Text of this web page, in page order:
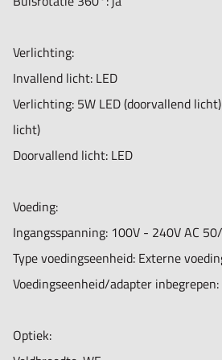
Afmetingen verpakking (B×D×H):520
Brutogewicht:16 kg
Levertijd: 3-4 dagen
Verlichting:
Invallend licht: LED
Verlichting: 5W LED (doorvallend
licht)
Doorvallend licht: LED
Voeding:
Ingangsspanning: 100V - 240V AC
Type voedingseenheid: Externe
Voedingseenheid/adapter inbegrepen:
Optiek: